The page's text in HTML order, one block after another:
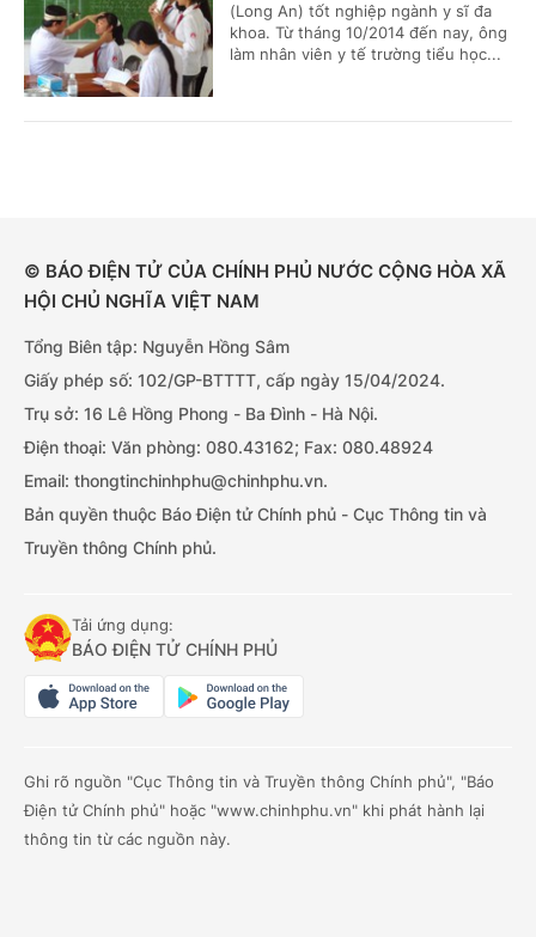
(Long An) tốt nghiệp ngành y sĩ đa
khoa. Từ tháng 10/2014 đến nay, ông
làm nhân viên y tế trường tiểu học...
© BÁO ĐIỆN TỬ CỦA CHÍNH PHỦ NƯỚC CỘNG HÒA XÃ
HỘI CHỦ NGHĨA VIỆT NAM
Tổng Biên tập: Nguyễn Hồng Sâm
Giấy phép số: 102/GP-BTTTT, cấp ngày 15/04/2024.
Trụ sở: 16 Lê Hồng Phong - Ba Đình - Hà Nội.
Điện thoại: Văn phòng: 080.43162; Fax: 080.48924
Email: thongtinchinhphu@chinhphu.vn.
Bản quyền thuộc Báo Điện tử Chính phủ - Cục Thông tin và
Truyền thông Chính phủ.
Tải ứng dụng:
BÁO ĐIỆN TỬ CHÍNH PHỦ
Ghi rõ nguồn "Cục Thông tin và Truyền thông Chính phủ", "Báo
Điện tử Chính phủ" hoặc "www.chinhphu.vn" khi phát hành lại
thông tin từ các nguồn này.